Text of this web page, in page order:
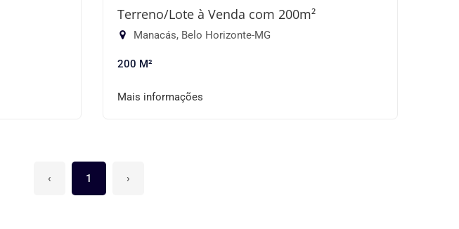
Terreno/Lote à Venda com 200m²
Manacás, Belo Horizonte-MG
200 M²
Mais informações
‹ 1 ›